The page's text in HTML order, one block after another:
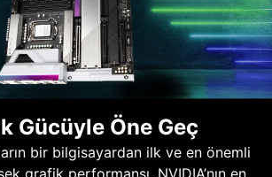
Gücüyle Öne Geç
bir bilgisayardan ilk ve en önemli